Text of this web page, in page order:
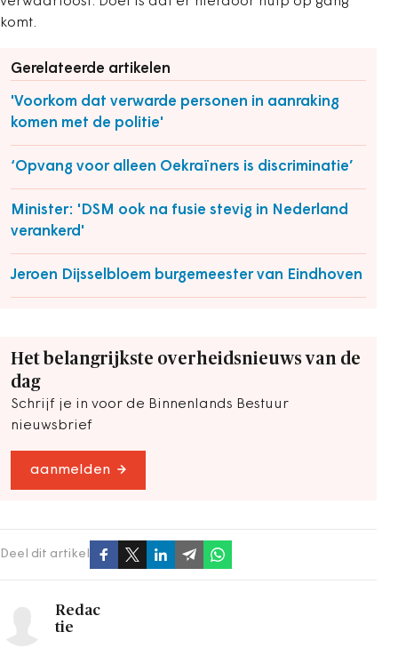
komt.
Gerelateerde artikelen
'Voorkom dat verwarde personen in aanraking
komen met de politie'
‘Opvang voor alleen Oekraïners is discriminatie’
Minister: 'DSM ook na fusie stevig in Nederland
verankerd'
Jeroen Dijsselbloem burgemeester van Eindhoven
Het belangrijkste overheidsnieuws van de
dag
Schrijf je in voor de Binnenlands Bestuur
nieuwsbrief
aanmelden
Deel dit artikel
Redac
tie